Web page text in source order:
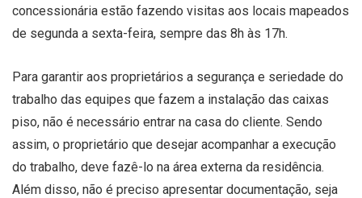
concessionária estão fazendo visitas aos locais mapeados
de segunda a sexta-feira, sempre das 8h às 17h.
Para garantir aos proprietários a segurança e seriedade do
trabalho das equipes que fazem a instalação das caixas
piso, não é necessário entrar na casa do cliente. Sendo
assim, o proprietário que desejar acompanhar a execução
do trabalho, deve fazê-lo na área externa da residência.
Além disso, não é preciso apresentar documentação, seja